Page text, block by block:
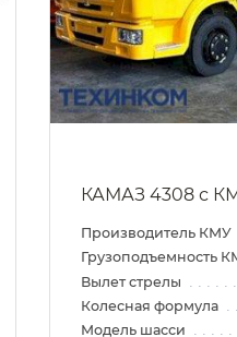
КАМАЗ 4308 с
Производитель КМУ
Грузоподъемность
Вылет стрелы
Колесная формула
Модель шасси